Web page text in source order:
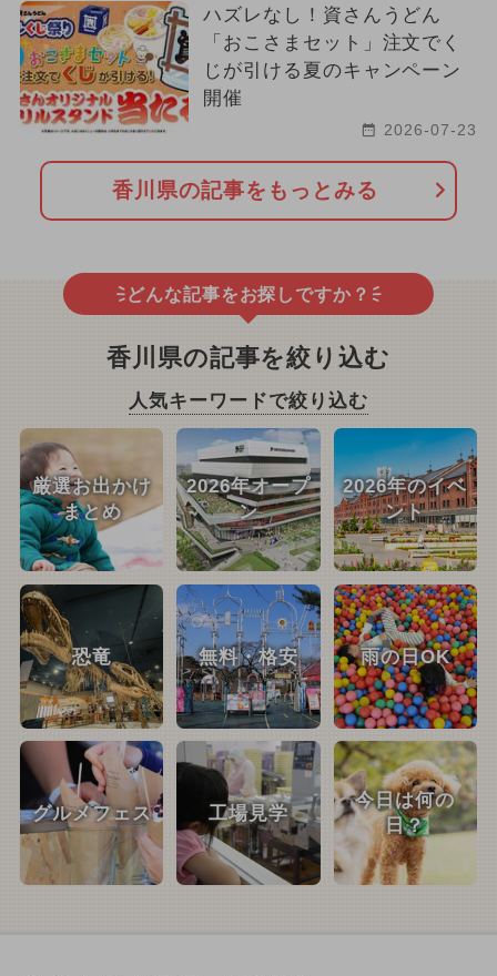
ハズレなし！資さんうどん
「おこさまセット」注文でく
じが引ける夏のキャンペーン
開催
2026-07-23
香川県の記事をもっとみる
どんな記事をお探しですか？
香川県の記事を絞り込む
人気キーワードで絞り込む
厳選お出かけ
まとめ
2026年オープ
ン
2026年のイベ
ント
恐竜 無料・格安 雨の日OK
グルメフェス 工場見学
今日は何の
日？